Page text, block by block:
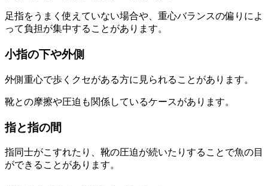
足指をうまく使えていない場合や、重心バランスの偏りによ
って負担が集中することがあります。
小指の下や外側
外側重心で歩くクセがある方に見られることがあります。
靴との摩擦や圧迫も関係しているケースがあります。
指と指の間
指同士がこすれたり、靴の圧迫が続いたりすることで魚の目
ができることがあります。